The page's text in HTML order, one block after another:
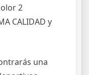
2
CALIDAD y
una